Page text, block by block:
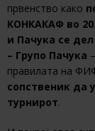
првенство како
КОНКАКАФ во
и Пачука се
– Групо Пачука
правилата на
сопственик да
турнирот.